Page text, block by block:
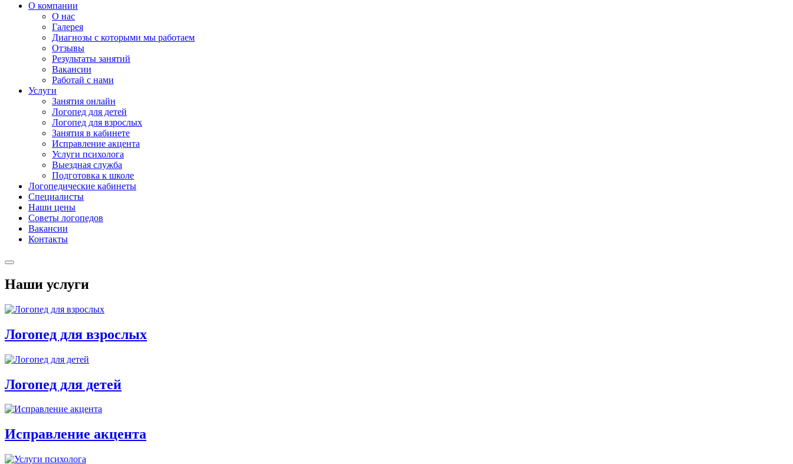
О компании
О нас
Галерея
Диагнозы с которыми мы работаем
Отзывы
Результаты занятий
Вакансии
Работай с нами
Услуги
Занятия онлайн
Логопед для детей
Логопед для взрослых
Занятия в кабинете
Исправление акцента
Услуги психолога
Выездная служба
Подготовка к школе
Логопедические кабинеты
Специалисты
Наши цены
Советы логопедов
Вакансии
Контакты
Наши услуги
Логопед для взрослых
Логопед для детей
Исправление акцента